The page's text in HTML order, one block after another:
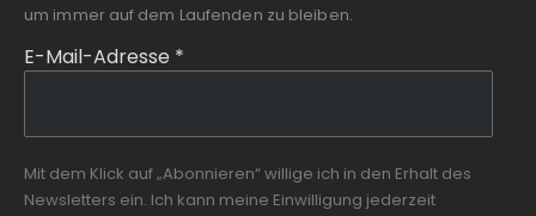
um immer auf dem Laufenden zu bleiben.
E-Mail-Adresse *
Mit dem Klick auf „Abonnieren“ willige ich in den Erhalt des
Newsletters ein. Ich kann meine Einwilligung jederzeit